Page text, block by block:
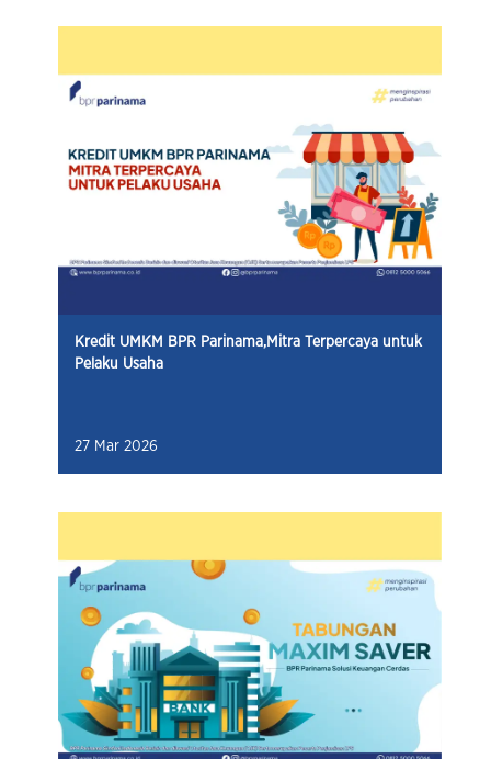
Kredit UMKM BPR Parinama,Mitra Terpercaya untuk
Pelaku Usaha
27 Mar 2026